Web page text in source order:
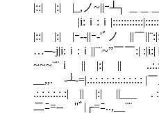
|::| |:| |_,ノ~||ｰ┴┐ ＿
|i:ｉ:ｉ
|::| |:| |ｰ‐‐||ｰ‐'ﾞノ ||￣
…─-j|i:ｉ:ｉ||¨¨~”￣￣
~~~¨¨ｉ || |:| ||
__,,. -┴‐=|.:.:.:.:.:.:.:.:.:.:
.:.:.:.:.:.:| || |:| ||___ .
二ﾆ=-‐ ''ﾞ|┌=